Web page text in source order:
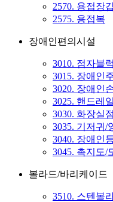
2570. 용접장
2575. 용접복
장애인편의시설
3010. 점자블럭
3015. 장애인
3020. 장애인
3025. 핸드레일
3030. 화장실
3035. 기저귀/
3040. 장애인
3045. 촉지도/
볼라드/바리케이드
3510. 스텐볼